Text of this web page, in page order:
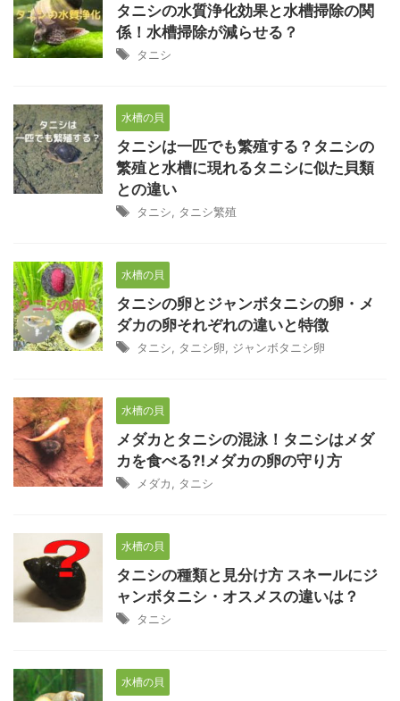
タニシの水質浄化効果と水槽掃除の関
係！水槽掃除が減らせる？
タニシ
水槽の貝
タニシは一匹でも繁殖する？タニシの
繁殖と水槽に現れるタニシに似た貝類
との違い
タニシ タニシ繁殖
水槽の貝
タニシの卵とジャンボタニシの卵・メ
ダカの卵それぞれの違いと特徴
タニシ タニシ卵 ジャンボタニシ卵
水槽の貝
メダカとタニシの混泳！タニシはメダ
カを食べる⁈メダカの卵の守り方
メダカ タニシ
水槽の貝
タニシの種類と見分け方 スネールにジ
ャンボタニシ・オスメスの違いは？
タニシ
水槽の貝